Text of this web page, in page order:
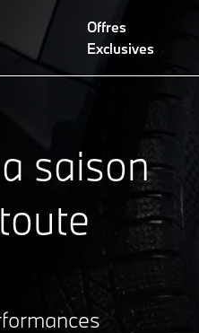
Offres
Exclusives
saison